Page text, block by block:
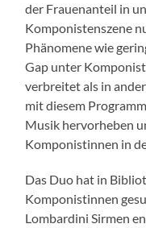
der Frauenanteil in
Komponistenszene
Phänomene wie
Gap unter
verbreitet als in
mit diesem
Musik hervorheben
Komponistinnen in
Das Duo hat in
Komponistinnen
Lombardini Sirmen